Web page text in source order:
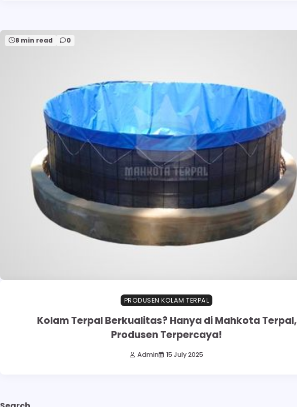
8 min read 0
PRODUSEN KOLAM TERPAL
Kolam Terpal Berkualitas? Hanya di Mahkota Terpal,
Produsen Terpercaya!
Admin 15 July 2025